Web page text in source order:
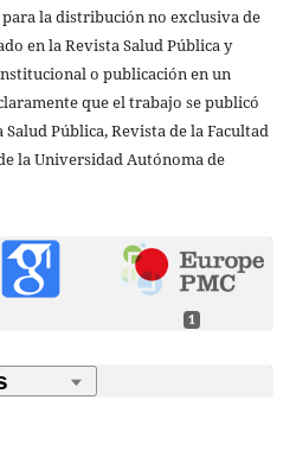
la distribución no exclusiva de
en la Revista Salud Pública y
o publicación en un
que el trabajo se publicó
Pública, Revista de la Facultad
la Universidad Autónoma de
1